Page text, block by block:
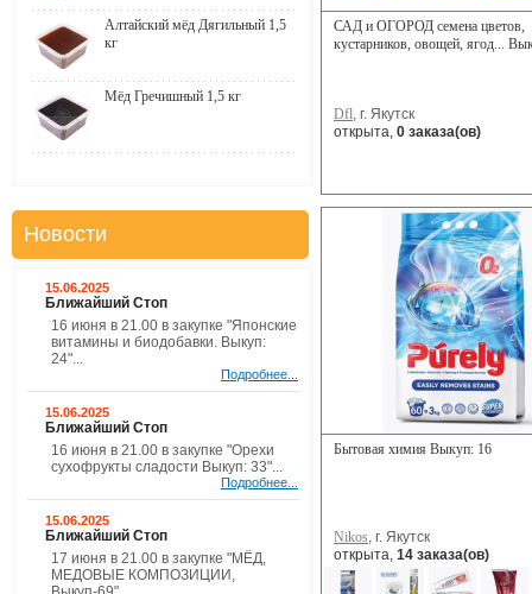
САД и ОГОРОД семена цветов,
кустарников, овощей, ягод...
Dfl, г. Якутск
открыта, 0 заказа(ов)
Бытовая химия Выкуп: 16
Nikos, г. Якутск
открыта, 14 заказа(ов)
Алтайский мёд Дягильный 1,5
кг
Мёд Гречишный 1,5 кг
Новости
15.06.2025
Ближайший Стоп
16 июня в 21.00 в закупке "Японские
витамины и биодобавки. Выкуп:
24"...
Подробнее...
15.06.2025
Ближайший Стоп
16 июня в 21.00 в закупке "Орехи
сухофрукты сладости Выкуп: 33"...
Подробнее...
15.06.2025
Ближайший Стоп
17 июня в 21.00 в закупке "МЁД,
МЕДОВЫЕ КОМПОЗИЦИИ,